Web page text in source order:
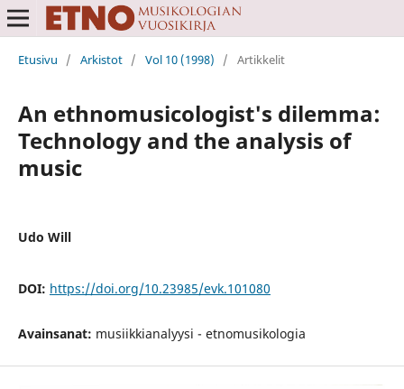
Etusivu / Arkistot / Vol 10 (1998) / Artikkelit
An ethnomusicologist's dilemma:
Technology and the analysis of
music
Udo Will
DOI: https://doi.org/10.23985/evk.101080
Avainsanat: musiikkianalyysi - etnomusikologia